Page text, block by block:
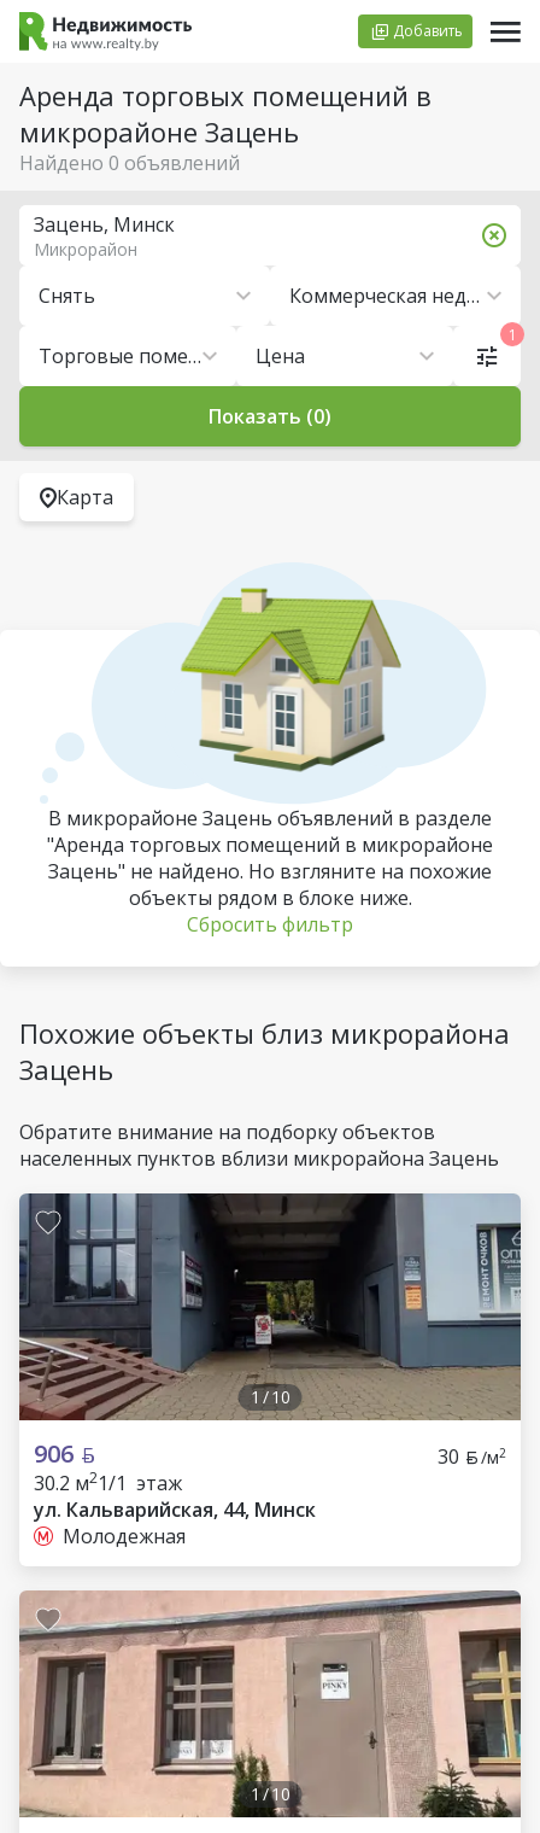
Добавить
Аренда торговых помещений в
микрорайоне Зацень
Найдено 0 объявлений
Снять Коммерческая недвижимость
Торговые помещения Цена
Зацень, Минск
Микрорайон
1
Показать (0)
Карта
В микрорайоне Зацень объявлений в разделе
"Аренда торговых помещений в микрорайоне
Зацень" не найдено. Но взгляните на похожие
объекты рядом в блоке ниже.
Сбросить фильтр
Похожие объекты близ микрорайона
Зацень
Обратите внимание на подборку объектов
населенных пунктов вблизи микрорайона Зацень
1 /10
906 30 /м2
30.2 м21/1 этаж
ул. Кальварийская, 44, Минск
Молодежная
1/10